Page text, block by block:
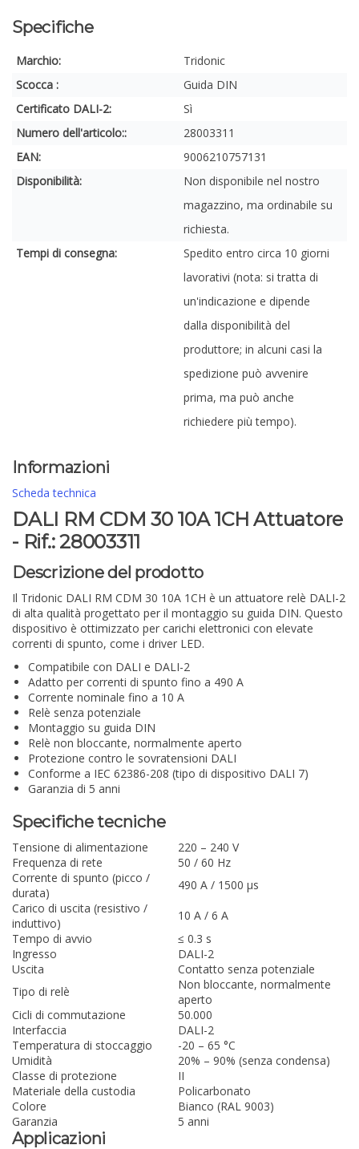
Specifiche
Marchio:
Tridonic
Scocca :
Guida DIN
Certificato DALI-2:
Sì
Numero dell'articolo::
28003311
EAN:
9006210757131
Disponibilità:
Non disponibile nel nostro
magazzino, ma ordinabile su
richiesta.
Tempi di consegna:
Spedito entro circa 10 giorni
lavorativi (nota: si tratta di
un'indicazione e dipende
dalla disponibilità del
produttore; in alcuni casi la
spedizione può avvenire
prima, ma può anche
richiedere più tempo).
Informazioni
Scheda technica
DALI RM CDM 30 10A 1CH Attuatore
- Rif.: 28003311
Descrizione del prodotto
Il Tridonic DALI RM CDM 30 10A 1CH è un attuatore relè DALI-2
di alta qualità progettato per il montaggio su guida DIN. Questo
dispositivo è ottimizzato per carichi elettronici con elevate
correnti di spunto, come i driver LED.
Compatibile con DALI e DALI-2
Adatto per correnti di spunto fino a 490 A
Corrente nominale fino a 10 A
Relè senza potenziale
Montaggio su guida DIN
Relè non bloccante, normalmente aperto
Protezione contro le sovratensioni DALI
Conforme a IEC 62386-208 (tipo di dispositivo DALI 7)
Garanzia di 5 anni
Specifiche tecniche
Tensione di alimentazione
220 – 240 V
Frequenza di rete
50 / 60 Hz
Corrente di spunto (picco /
durata)
490 A / 1500 µs
Carico di uscita (resistivo /
induttivo)
10 A / 6 A
Tempo di avvio
≤ 0.3 s
Ingresso
DALI-2
Uscita
Contatto senza potenziale
Tipo di relè
Non bloccante, normalmente
aperto
Cicli di commutazione
50.000
Interfaccia
DALI-2
Temperatura di stoccaggio
-20 – 65 °C
Umidità
20% – 90% (senza condensa)
Classe di protezione
II
Materiale della custodia
Policarbonato
Colore
Bianco (RAL 9003)
Garanzia
5 anni
Applicazioni